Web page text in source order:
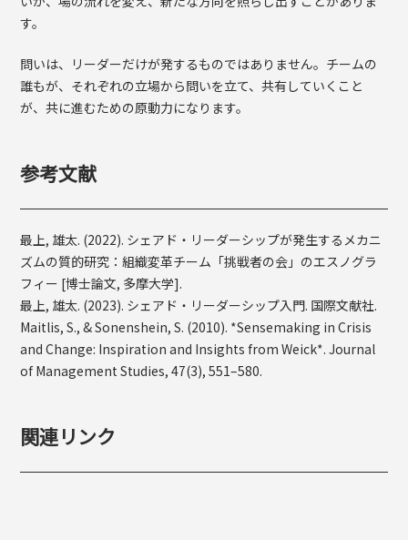
す。
問いは、リーダーだけが発するものではありません。チームの
誰もが、それぞれの立場から問いを立て、共有していくこと
が、共に進むための原動力になります。
参考文献
最上, 雄太. (2022). シェアド・リーダーシップが発生するメカニ
ズムの質的研究：組織変革チーム「挑戦者の会」のエスノグラ
フィー [博士論文, 多摩大学].
最上, 雄太. (2023). シェアド・リーダーシップ入門. 国際文献社.
Maitlis, S., & Sonenshein, S. (2010). *Sensemaking in Crisis
and Change: Inspiration and Insights from Weick*. Journal
of Management Studies, 47(3), 551–580.
関連リンク